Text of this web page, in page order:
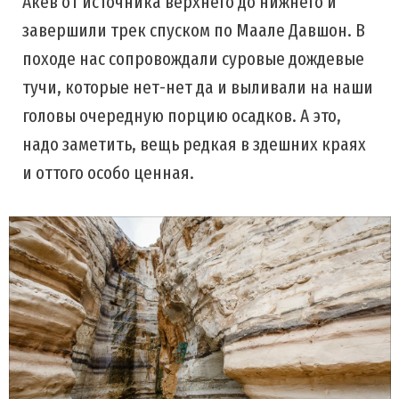
завершили трек спуском по Маале Давшон. В
походе нас сопровождали суровые дождевые
тучи, которые нет-нет да и выливали на наши
головы очередную порцию осадков. А это,
надо заметить, вещь редкая в здешних краях
и оттого особо ценная.